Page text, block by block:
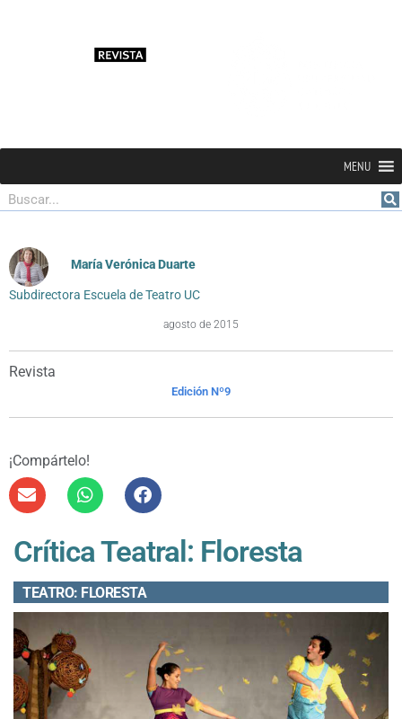
MENU
Buscar
María Verónica Duarte
Subdirectora Escuela de Teatro UC
agosto de 2015
Revista
Edición Nº9
¡Compártelo!
Crítica Teatral: Floresta
TEATRO: FLORESTA